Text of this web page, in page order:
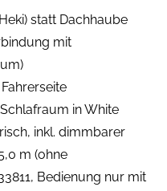
statt Dachhaube
mit
in White
inkl. dimmbarer
m (ohne
Bedienung nur mit